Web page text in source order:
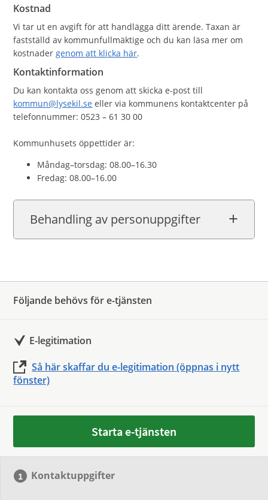
Kostnad
Vi tar ut en avgift för att handlägga ditt ärende. Taxan är
fastställd av kommunfullmäktige och du kan läsa mer om
kostnadergenom att klicka här.
Kontaktinformation
Du kan kontakta oss genom att skicka e-post till
kommun@lysekil.se eller via kommunens kontaktcenter på
telefonnummer: 0523 – 61 30 00
Kommunhusets öppettider är:
Måndag–torsdag: 08.00–16.30
Fredag: 08.00–16.00
Behandling av personuppgifter
Följande behövs för e-tjänsten
E-legitimation
Så här skaffar du e-legitimation (öppnas i nytt
fönster)
Starta e-tjänsten
Kontaktuppgifter